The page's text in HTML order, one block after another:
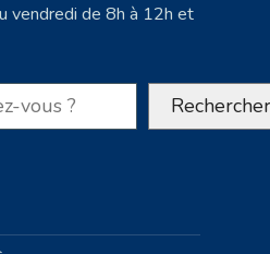
vendredi de 8h à 12h et
Rechercher